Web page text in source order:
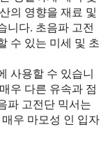
의 영향을 재료 및
니다. 초음파 고전
수 있는 미세 및 초
사용할 수 있습니
우 다른 유속과 점
파 고전단 믹서는
우 마모성 인 입자